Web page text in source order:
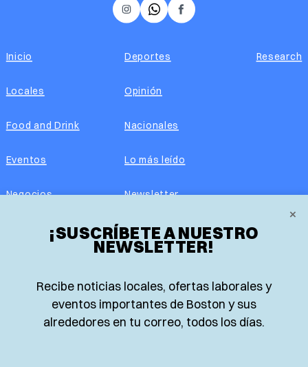
×
¡SUSCRÍBETE A NUESTRO
NEWSLETTER!
Recibe noticias locales, ofertas laborales y
eventos importantes de Boston y sus
alrededores en tu correo, todos los días.
𝕏 Facebook
Instagram
Inicio
Locales
Food and Drink
Eventos
Negocios
Real Estate
Guía de Recursos
Deportes
Opinión
Nacionales
Lo más leído
Newsletter
Edición impresa
Advertise with us
Research